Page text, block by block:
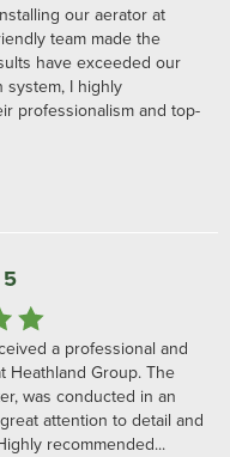
our aerator at
team made the
have exceeded our
system, I highly
professionalism and top-
a professional and
Heathland Group. The
was conducted in an
attention to detail and
recommended...